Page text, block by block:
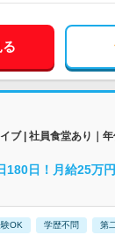
ブ | 社員食堂あり｜
日！月給25万
OK 学歴不問 第